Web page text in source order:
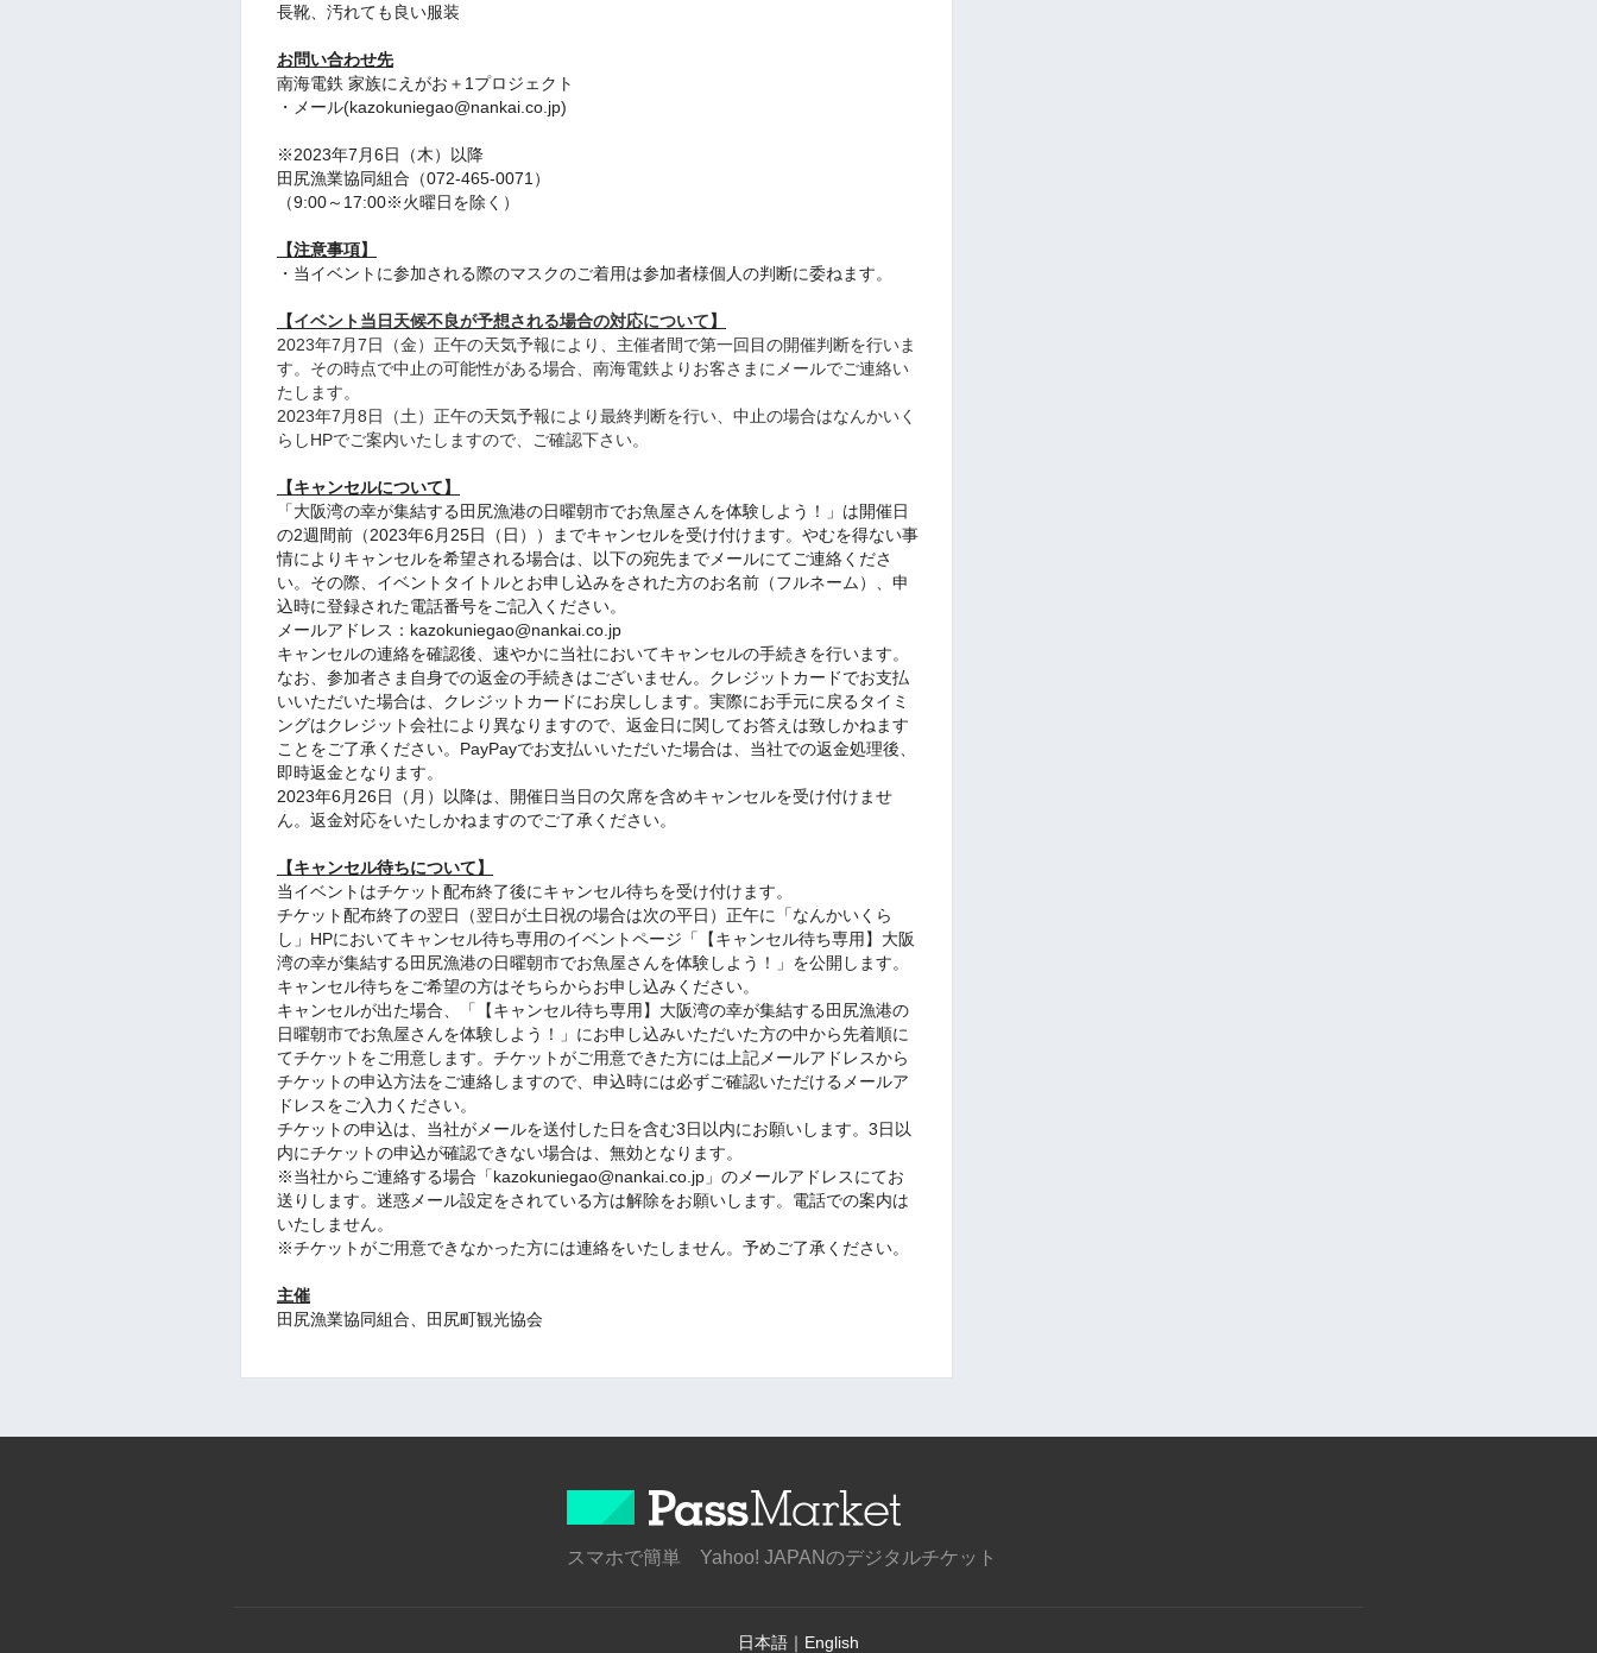
長靴、汚れても良い服装
お問い合わせ先
南海電鉄 家族にえがお＋1プロジェクト
・メール(kazokuniegao@nankai.co.jp)
※2023年7月6日（木）以降
田尻漁業協同組合（072-465-0071）
（9:00～17:00※火曜日を除く）
【注意事項】
・当イベントに参加される際のマスクのご着用は参加者様個人の判断に委ねます。
【イベント当日天候不良が予想される場合の対応について】
2023年7月7日（金）正午の天気予報により、主催者間で第一回目の開催判断を行いま
す。その時点で中止の可能性がある場合、南海電鉄よりお客さまにメールでご連絡い
たします。
2023年7月8日（土）正午の天気予報により最終判断を行い、中止の場合はなんかいく
らしHPでご案内いたしますので、ご確認下さい。
【キャンセルについて】
「大阪湾の幸が集結する田尻漁港の日曜朝市でお魚屋さんを体験しよう！」は開催日
の2週間前（2023年6月25日（日））までキャンセルを受け付けます。やむを得ない事
情によりキャンセルを希望される場合は、以下の宛先までメールにてご連絡くださ
い。その際、イベントタイトルとお申し込みをされた方のお名前（フルネーム）、申
込時に登録された電話番号をご記入ください。
メールアドレス：kazokuniegao@nankai.co.jp
キャンセルの連絡を確認後、速やかに当社においてキャンセルの手続きを行います。
なお、参加者さま自身での返金の手続きはございません。クレジットカードでお支払
いいただいた場合は、クレジットカードにお戻しします。実際にお手元に戻るタイミ
ングはクレジット会社により異なりますので、返金日に関してお答えは致しかねます
ことをご了承ください。PayPayでお支払いいただいた場合は、当社での返金処理後、
即時返金となります。
2023年6月26日（月）以降は、開催日当日の欠席を含めキャンセルを受け付けませ
ん。返金対応をいたしかねますのでご了承ください。
【キャンセル待ちについて】
当イベントはチケット配布終了後にキャンセル待ちを受け付けます。
チケット配布終了の翌日（翌日が土日祝の場合は次の平日）正午に「なんかいくら
し」HPにおいてキャンセル待ち専用のイベントページ「【キャンセル待ち専用】大阪
湾の幸が集結する田尻漁港の日曜朝市でお魚屋さんを体験しよう！」を公開します。
キャンセル待ちをご希望の方はそちらからお申し込みください。
キャンセルが出た場合、「【キャンセル待ち専用】大阪湾の幸が集結する田尻漁港の
日曜朝市でお魚屋さんを体験しよう！」にお申し込みいただいた方の中から先着順に
てチケットをご用意します。チケットがご用意できた方には上記メールアドレスから
チケットの申込方法をご連絡しますので、申込時には必ずご確認いただけるメールア
ドレスをご入力ください。
チケットの申込は、当社がメールを送付した日を含む3日以内にお願いします。3日以
内にチケットの申込が確認できない場合は、無効となります。
※当社からご連絡する場合「kazokuniegao@nankai.co.jp」のメールアドレスにてお
送りします。迷惑メール設定をされている方は解除をお願いします。電話での案内は
いたしません。
※チケットがご用意できなかった方には連絡をいたしません。予めご了承ください。
主催
田尻漁業協同組合、田尻町観光協会
スマホで簡単 Yahoo! JAPANのデジタルチケット
日本語 ｜ English